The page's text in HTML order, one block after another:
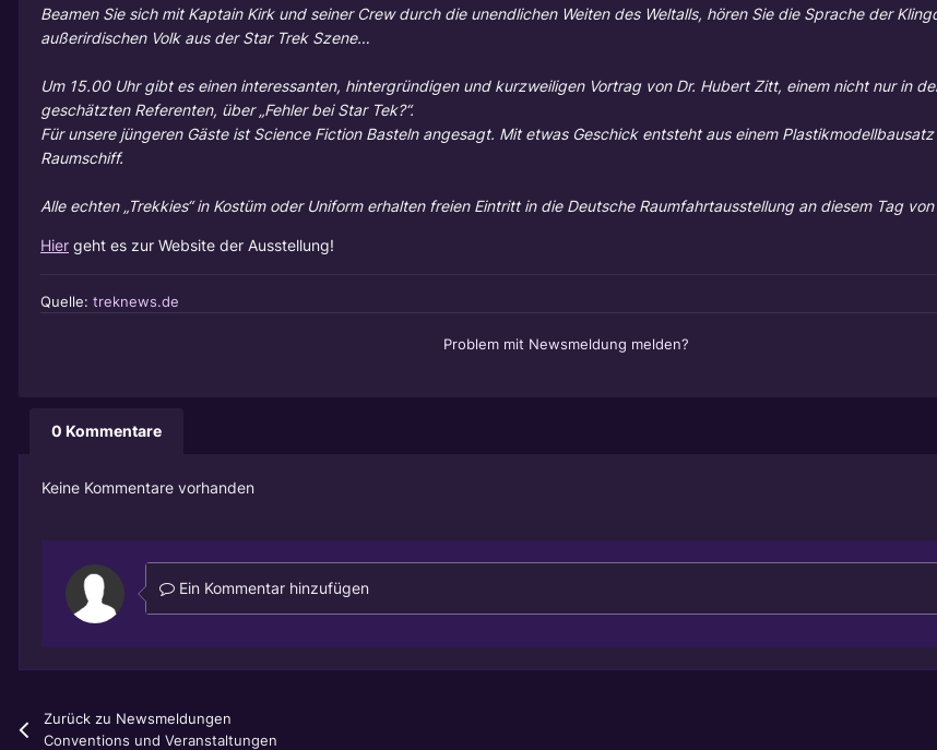
Beamen Sie sich mit Kaptain Kirk und seiner Crew durch die unendlichen Weiten des Weltalls, hören Sie die Sprache der
außerirdischen Volk aus der Star Trek Szene…
Um 15.00 Uhr gibt es einen interessanten, hintergründigen und kurzweiligen Vortrag von Dr. Hubert Zitt, einem nicht nur in
geschätzten Referenten, über „Fehler bei Star Tek?“.
Für unsere jüngeren Gäste ist Science Fiction Basteln angesagt. Mit etwas Geschick entsteht aus einem
Raumschiff.
Alle echten „Trekkies“ in Kostüm oder Uniform erhalten freien Eintritt in die Deutsche Raumfahrtausstellung an diesem Tag
Hier geht es zur Website der Ausstellung!
Quelle: treknews.de
Problem mit Newsmeldung melden?
0 Kommentare
Keine Kommentare vorhanden
Ein Kommentar hinzufügen
Zurück zu Newsmeldungen
Conventions und Veranstaltungen